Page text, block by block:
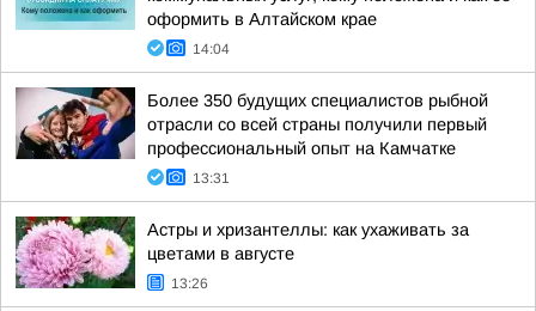
оформить в Алтайском крае
14:04
Более 350 будущих специалистов рыбной
отрасли со всей страны получили первый
профессиональный опыт на Камчатке
13:31
Астры и хризантеллы: как ухаживать за
цветами в августе
13:26